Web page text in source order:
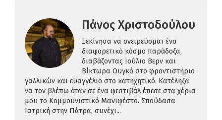
Πάνος Χριστοδούλου
Ξεκίνησα να ονειρεύομαι ένα
διαφορετικό κόσμο παράδοξα,
διαβάζοντας Ιούλιο Βερν και
Βίκτωρα Ουγκό στο φροντιστήριο
γαλλικών και ευαγγέλιο στο κατηχητικό. Κατέληξα
να τον βλέπω όταν σε ένα φεστιβάλ έπεσε στα χέρια
μου το Κομμουνιστικό Μανιφέστο. Σπούδασα
Ιατρική στην Πάτρα, συνέχι...